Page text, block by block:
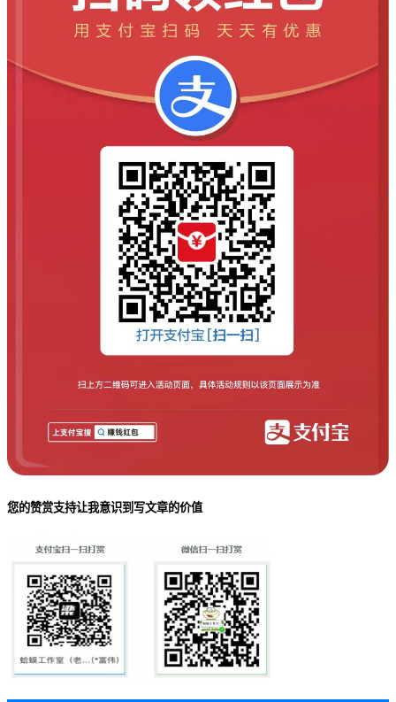
您的赞赏支持让我意识到写文章的价值